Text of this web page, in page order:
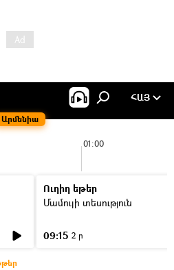
Արմենիա
ՀԱՅ
01:00
Ուղիղ եթեր
Մամուլի տեսություն
09:15 2 ր